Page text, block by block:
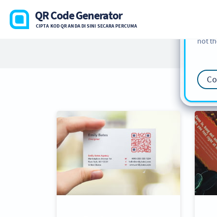
QR Code Generator
CIPTA KOD QR ANDA DI SINI SECARA PERCUMA
not